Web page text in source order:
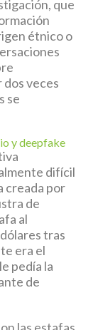
que
étnico o
dos veces
se
y deepfake
difícil
creada por
de
al
tras
era el
pedía la
de